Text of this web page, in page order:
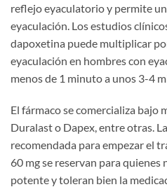
reflejo eyaculatorio y permite
eyaculación. Los estudios
dapoxetina puede multiplicar
eyaculación en hombres con
menos de 1 minuto a unos 3-4
El fármaco se comercializa bajo
Duralast o Dapex, entre otras.
recomendada para empezar el
60 mg se reservan para quienes
potente y toleran bien la